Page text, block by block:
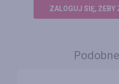
ZALOGUJ SIĘ, ŻEBY